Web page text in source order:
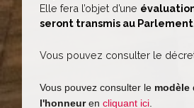
Elle fera l’objet d’une
seront transmis au Parlement
Vous pouvez consulter le
Vous pouvez consulter le modèle
l'honneuren cliquant ici